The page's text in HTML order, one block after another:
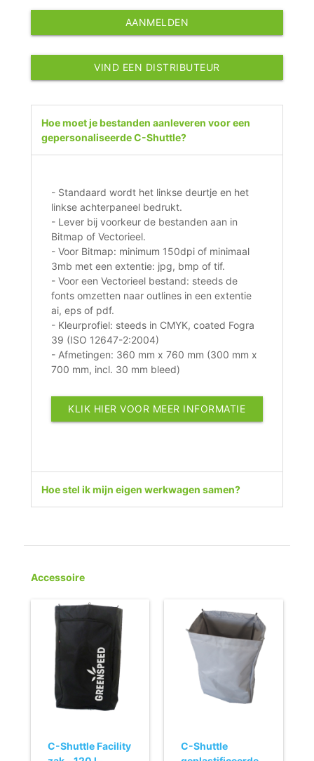
AANMELDEN
VIND EEN DISTRIBUTEUR
Hoe moet je bestanden aanleveren voor een
gepersonaliseerde C-Shuttle?
- Standaard wordt het linkse deurtje en het
linkse achterpaneel bedrukt.
- Lever bij voorkeur de bestanden aan in
Bitmap of Vectorieel.
- Voor Bitmap: minimum 150dpi of minimaal
3mb met een extentie: jpg, bmp of tif.
- Voor een Vectorieel bestand: steeds de
fonts omzetten naar outlines in een extentie
ai, eps of pdf.
- Kleurprofiel: steeds in CMYK, coated Fogra
39 (ISO 12647-2:2004)
- Afmetingen: 360 mm x 760 mm (300 mm x
700 mm, incl. 30 mm bleed)
KLIK HIER VOOR MEER INFORMATIE
Hoe stel ik mijn eigen werkwagen samen?
Accessoire
C-Shuttle Facility
C-Shuttle